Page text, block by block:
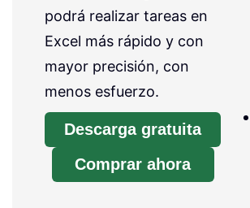
podrá realizar tareas en
Excel más rápido y con
mayor precisión, con
menos esfuerzo.
Descarga gratuita
Comprar ahora